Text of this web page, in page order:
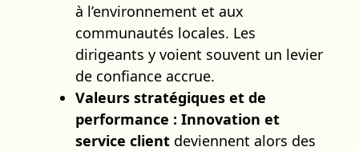
à l’environnement et aux
communautés locales. Les
dirigeants y voient souvent un levier
de confiance accrue.
Valeurs stratégiques et de
performance : Innovation et
service client deviennent alors des